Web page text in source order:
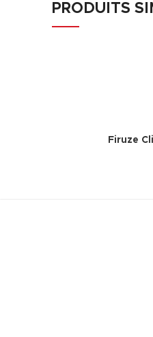
PRODUITS
Firuze